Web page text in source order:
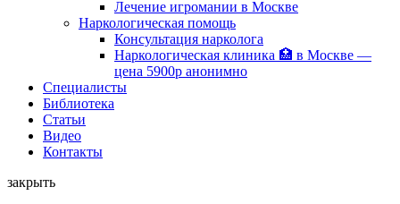
Лечение игромании в Москве
Наркологическая помощь
Консультация нарколога
Наркологическая клиника 🏥 в Москве —
цена 5900р анонимно
Специалисты
Библиотека
Статьи
Видео
Контакты
закрыть